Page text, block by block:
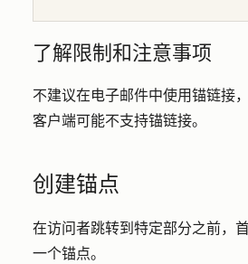
了解限制和注意事项
不建议在电子邮件中使用锚链接
客户端可能不支持锚链接。
创建锚点
在访问者跳转到特定部分之前，
一个锚点。